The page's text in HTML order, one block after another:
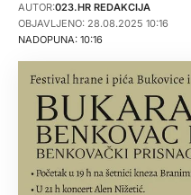
NADOPUNA: 10:16
AUTOR:023.HR REDAKCIJA
OBJAVLJENO: 28.08.2025 10:16